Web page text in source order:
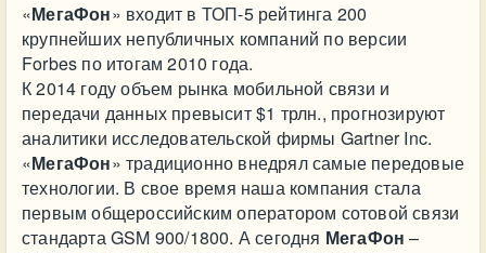
«МегаФон» входит в ТОП-5 рейтинга 200
крупнейших непубличных компаний по версии
Forbes по итогам 2010 года.
К 2014 году объем рынка мобильной связи и
передачи данных превысит $1 трлн., прогнозируют
аналитики исследовательской фирмы Gartner Inc.
«МегаФон» традиционно внедрял самые передовые
технологии. В свое время наша компания стала
первым общероссийским оператором сотовой связи
стандарта GSM 900/1800. А сегодня МегаФон –